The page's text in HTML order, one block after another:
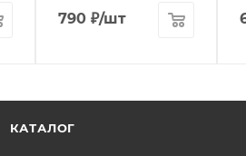
790 ₽/шт
КАТАЛОГ